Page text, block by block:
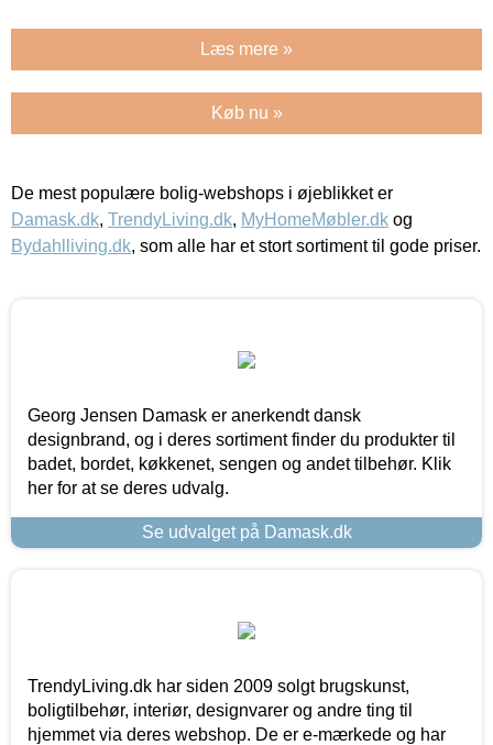
Læs mere »
Køb nu »
De mest populære bolig-webshops i øjeblikket er
Damask.dk, TrendyLiving.dk, MyHomeMøbler.dk og
Bydahlliving.dk, som alle har et stort sortiment til gode priser.
Georg Jensen Damask er anerkendt dansk
designbrand, og i deres sortiment finder du produkter til
badet, bordet, køkkenet, sengen og andet tilbehør. Klik
her for at se deres udvalg.
Se udvalget på Damask.dk
TrendyLiving.dk har siden 2009 solgt brugskunst,
boligtilbehør, interiør, designvarer og andre ting til
hjemmet via deres webshop. De er e-mærkede og har